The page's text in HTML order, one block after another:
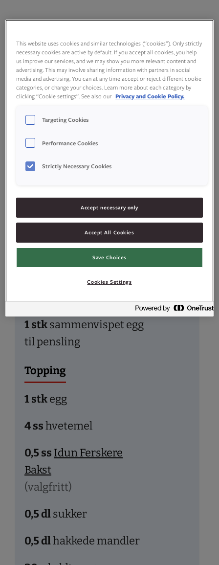
40gromtemperert
smør
(eller margarin)
1,5
30 g Idun Fersk Gjær for
Bakst
(valgfritt)
0,25tssalt
2sssukker
1stksammenvispet egg
til pensling
Topping
1stkegg
4sshvetemel
0,5ss Idun Ferskere
Bakst
(valgfritt)
0,5dlsukker
0,5dlhakkede mandler
This website uses cookies and similar technologies (“cookies”). Only strictly
necessary cookies are active by default. If you accept all cookies, you help
us improve our services, and we may show you more relevant content and
advertising. This may involve sharing information with partners in social
media and advertising. You can at any time accept or reject different cookie
categories, or change your choices. Learn more about each category by
clicking “Cookie settings”. See also our Privacy and Cookie Policy.
Targeting Cookies
Performance Cookies
Strictly Necessary Cookies
Accept necessary only
Accept All Cookies
Save Choices
Cookies Settings